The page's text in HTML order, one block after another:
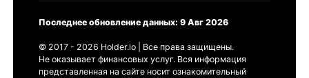
Последнее обновление данных: 9 Авг 2026
© 2017 - 2026 Holder.io | Все права защищены.
Не оказывает финансовых услуг. Вся информация
представленная на сайте носит ознакомительный